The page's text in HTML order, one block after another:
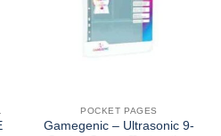
POCKET PAGES
Gamegenic – Ultrasonic 9-